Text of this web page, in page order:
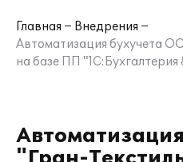
Главная
Внедрения
Автоматизация бухучета
на базе ПП "1С:Бухгалтерия